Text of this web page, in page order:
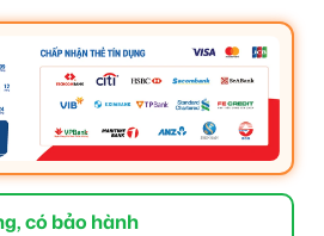
có bảo hành